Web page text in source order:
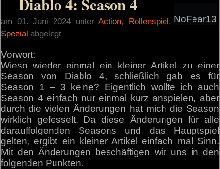
NoFear13
Diablo 4: Season 4
am 01. Juni 2024 unterAction, Rollenspiel,
Spezial abgelegt
Vorwort:
Wieso wieder einmal ein kleiner Artikel zu einer
Season von Diablo 4, schließlich gab es für
Season 1 – 3 keine? Eigentlich wollte ich auch
Season 4 einfach nur einmal kurz anspielen, aber
durch die vielen Änderungen hat mich die Season
wirklich gefesselt. Da diese Änderungen für alle
darauffolgenden Seasons und das Hauptspiel
gelten, ergibt ein kleiner Artikel einfach mal Sinn.
Mit den Änderungen beschäftigen wir uns in den
folgenden Punkten.